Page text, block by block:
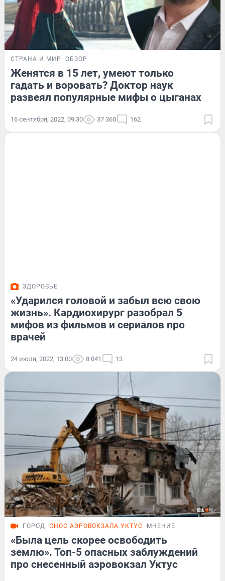
СТРАНА И МИР ОБЗОР
Женятся в 15 лет, умеют только
гадать и воровать? Доктор наук
развеял популярные мифы о цыганах
16 сентября, 2022, 09:30 37 360 162
ЗДОРОВЬЕ
«Ударился головой и забыл всю свою
жизнь». Кардиохирург разобрал 5
мифов из фильмов и сериалов про
врачей
24 июля, 2022, 13:00 8 041 13
ГОРОД СНОС АЭРОВОКЗАЛА УКТУС МНЕНИЕ
«Была цель скорее освободить
землю». Топ-5 опасных заблуждений
про снесенный аэровокзал Уктус